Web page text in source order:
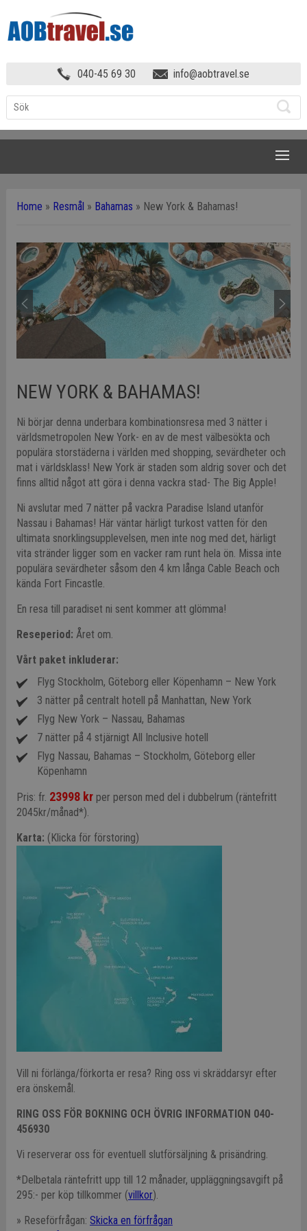
040-45 69 30 info@aobtravel.se
Home » Resmål » Bahamas » New York & Bahamas!
NEW YORK & BAHAMAS!
Ni börjar denna underbara kombinationsresa med 3 nätter i
världsmetropolen New York- en av de mest välbesökta och
populära storstäderna i världen med shopping, sevärdheter och
mat i världsklass! New York är staden som aldrig sover och det
finns alltid något att göra i denna vackra stad- The Big Apple!
Ni avslutar med 7 nätter på vackra Paradise Island utanför
Nassau i Bahamas! Här väntar härligt turkost vatten för den
ultimata snorklingsupplevelsen, men inte nog med det, härligt
vita stränder ligger som en vacker ram runt hela ön. Missa inte
populära sevärdheter såsom den 4 km långa Cable Beach och
kända Fort Fincastle.
En resa till paradiset ni sent kommer att glömma!
Reseperiod: Året om.
Vårt paket inkluderar:
Flyg Stockholm, Göteborg eller Köpenhamn – New York
3 nätter på centralt hotell på Manhattan, New York
Flyg New York – Nassau, Bahamas
7 nätter på 4 stjärnigt All Inclusive hotell
Flyg Nassau, Bahamas – Stockholm, Göteborg eller
Köpenhamn
Pris: fr. 23998 krper person med del i dubbelrum (räntefritt
2045kr/månad*).
Karta: (Klicka för förstoring)
Vill ni förlänga/förkorta er resa? Ring oss vi skräddarsyr efter
era önskemål.
RING OSS FÖR BOKNING OCH ÖVRIG INFORMATION 040-
456930
Vi reserverar oss för eventuell slutförsäljning & prisändring.
*Delbetala räntefritt upp till 12 månader, uppläggningsavgift på
295:- per köp tillkommer (villkor).
» Reseförfrågan: Skicka en förfrågan